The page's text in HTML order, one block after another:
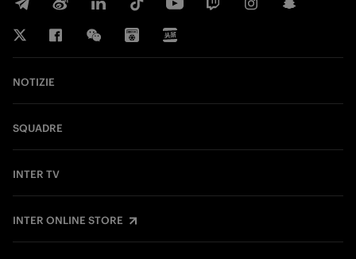
NOTIZIE
SQUADRE
INTER TV
INTER ONLINE STORE